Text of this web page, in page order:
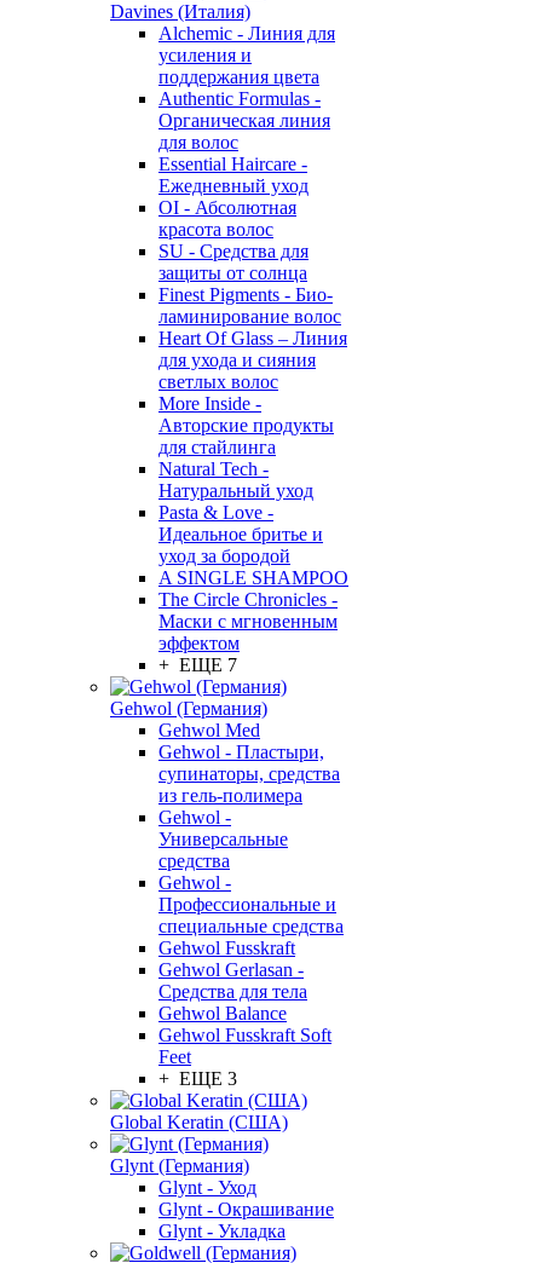
Davines (Италия)
Alchemic - Линия для
усиления и
поддержания цвета
Authentic Formulas -
Органическая линия
для волос
Essential Haircare -
Eжедневный уход
OI - Абсолютная
красота волос
SU - Средства для
защиты от солнца
Finest Pigments - Био-
ламинирование волос
Heart Of Glass – Линия
для ухода и сияния
светлых волос
More Inside -
Авторские продукты
для стайлинга
Natural Tech -
Натуральный уход
Pasta & Love -
Идеальное бритье и
уход за бородой
A SINGLE SHAMPOO
The Circle Chronicles -
Маски с мгновенным
эффектом
+ ЕЩЕ 7
Gehwol (Германия)
Gehwol Med
Gehwol - Пластыри,
супинаторы, средства
из гель-полимера
Gehwol -
Универсальные
средства
Gehwol -
Профессиональные и
специальные средства
Gehwol Fusskraft
Gehwol Gerlasan -
Средства для тела
Gehwol Balance
Gehwol Fusskraft Soft
Feet
+ ЕЩЕ 3
Global Keratin (США)
Glynt (Германия)
Glynt - Уход
Glynt - Окрашивание
Glynt - Укладка